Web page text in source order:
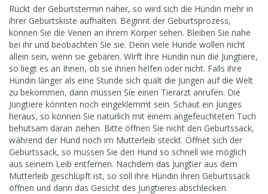
Rückt der Geburtstermin näher, so wird sich die Hündin mehr in
ihrer Geburtskiste aufhalten. Beginnt der Geburtsprozess,
können Sie die Venen an ihrem Körper sehen. Bleiben Sie nahe
bei ihr und beobachten Sie sie. Denn viele Hunde wollen nicht
allein sein, wenn sie gebären. Wirft ihre Hündin nun die Jungtiere,
so liegt es an Ihnen, ob sie ihnen helfen oder nicht. Falls ihre
Hündin länger als eine Stunde sich quält die Jungen auf die Welt
zu bekommen, dann müssen Sie einen Tierarzt anrufen. Die
Jungtiere könnten noch eingeklemmt sein. Schaut ein Junges
heraus, so können Sie natürlich mit einem angefeuchteten Tuch
behutsam daran ziehen. Bitte öffnen Sie nicht den Geburtssack,
während der Hund noch im Mutterleib steckt. Öffnet sich der
Geburtssack, so müssen Sie den Hund so schnell wie möglich
aus seinem Leib entfernen. Nachdem das Jungtier aus dem
Mutterleib geschlüpft ist, so soll ihre Hündin ihren Geburtssack
öffnen und dann das Gesicht des Jungtieres abschlecken.